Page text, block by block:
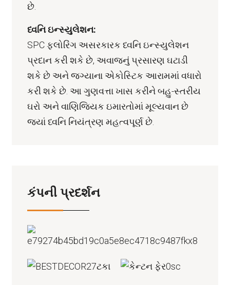
છે.
ધ્વનિ ઇન્સ્યુલેશન:
SPC ફ્લોરિંગ અસરકારક ધ્વનિ ઇન્સ્યુલેશન
પ્રદાન કરી શકે છે, અવાજનું પ્રસારણ ઘટાડી
શકે છે અને જગ્યાના એકોસ્ટિક આરામમાં વધારો
કરી શકે છે. આ ગુણવત્તા ખાસ કરીને બહુ-સ્તરીય
ઘરો અને વાણિજ્યિક ઇમારતોમાં મૂલ્યવાન છે
જ્યાં ધ્વનિ નિયંત્રણ મહત્વપૂર્ણ છે.
કંપની પ્રદર્શન